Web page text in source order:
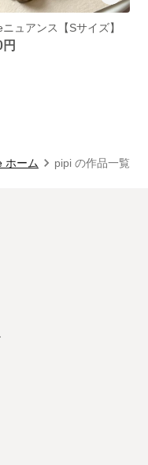
ュアンス【Sサイズ】
ホーム pipi の作品一覧